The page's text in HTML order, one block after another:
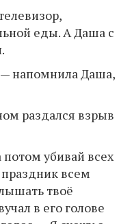
еды. А Даша с
— напомнила Даша,
раздался взрыв
потом убивай всех
всем
твоё
в его голове